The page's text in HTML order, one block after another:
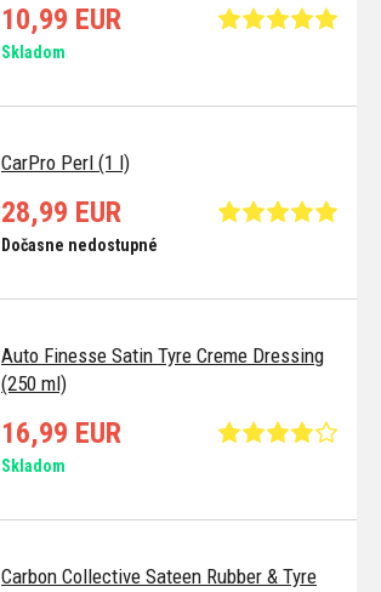
10,99 EUR
Skladom
CarPro Perl (1 l)
28,99 EUR
Dočasne nedostupné
Auto Finesse Satin Tyre Creme Dressing
(250 ml)
16,99 EUR
Skladom
Carbon Collective Sateen Rubber & Tyre